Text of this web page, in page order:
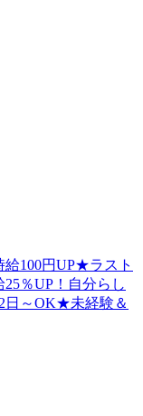
100円UP★ラスト
％UP！自分らし
日～OK★未経験＆